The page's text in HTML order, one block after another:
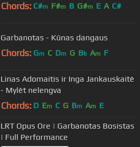
Chords: C#m F#m B G#m E A C#
Garbanotas - Kūnas dangaus
Chords: Gm C Dm G Bb Am F
Linas Adomaitis ir Inga Jankauskaitė
- Mylėt nelengva
Chords: D Em C G Bm Am E
LRT Opus Ore | Garbanotas Bosistas
| Full Performance